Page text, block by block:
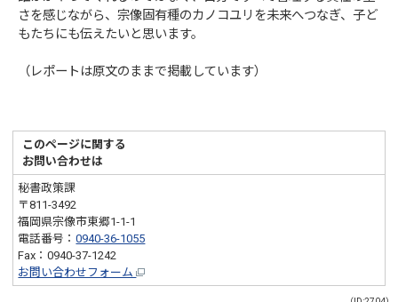
さを感じながら、宗像固有種のカノコユリを未来へつなぎ、子ど
もたちにも伝えたいと思います。
（レポートは原文のままで掲載しています）
このページに関する
お問い合わせは
秘書政策課
〒811-3492
福岡県宗像市東郷1-1-1
電話番号：0940-36-1055
Fax：0940-37-1242
お問い合わせフォーム